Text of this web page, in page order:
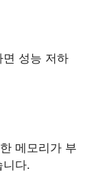
성능 저하
메모리가 부
니다.